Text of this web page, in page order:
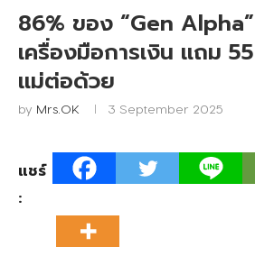
86% ของ “Gen
เครื่องมือการเงิน แถม
แม่ต่อด้วย
by Mrs.OK 3 September 2025
แชร์
: